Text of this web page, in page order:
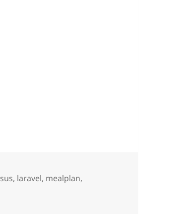
, laravel, mealplan,